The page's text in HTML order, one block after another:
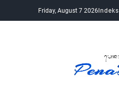
Friday, August 7 2026Indeks